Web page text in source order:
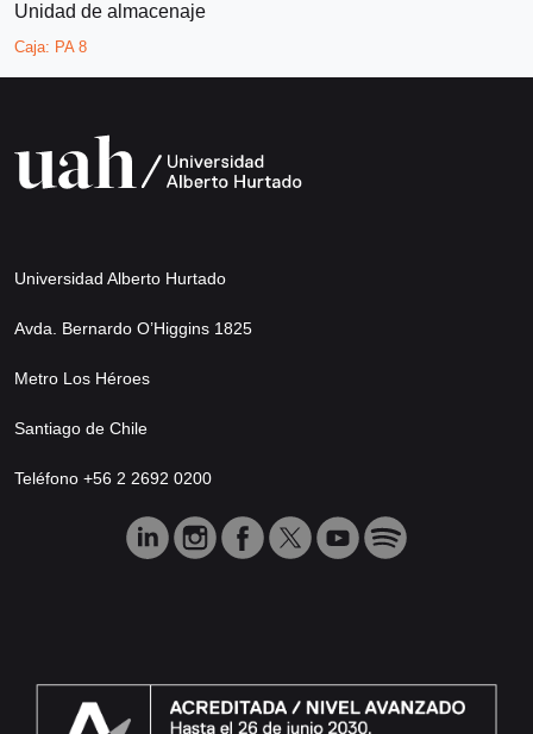
Unidad de almacenaje
Caja: PA 8
Universidad Alberto Hurtado
Avda. Bernardo O’Higgins 1825
Metro Los Héroes
Santiago de Chile
Teléfono +56 2 2692 0200